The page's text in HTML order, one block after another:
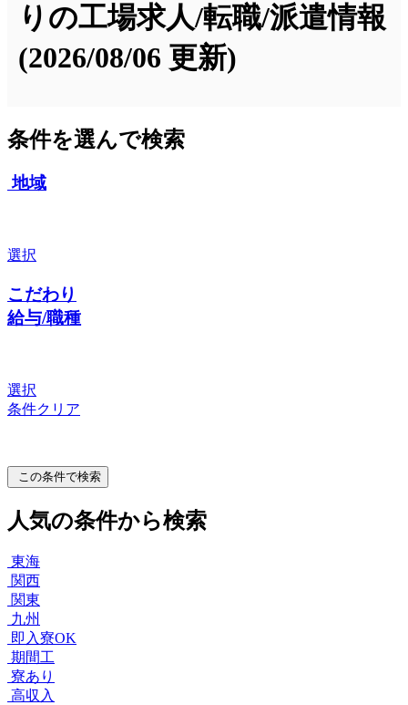
りの工場求人/転職/派遣情報
(2026/08/06 更新)
条件を選んで検索
地域
選択
こだわり
給与/職種
選択
条件クリア
この条件で検索
人気の条件から検索
東海
関西
関東
九州
即入寮OK
期間工
寮あり
高収入